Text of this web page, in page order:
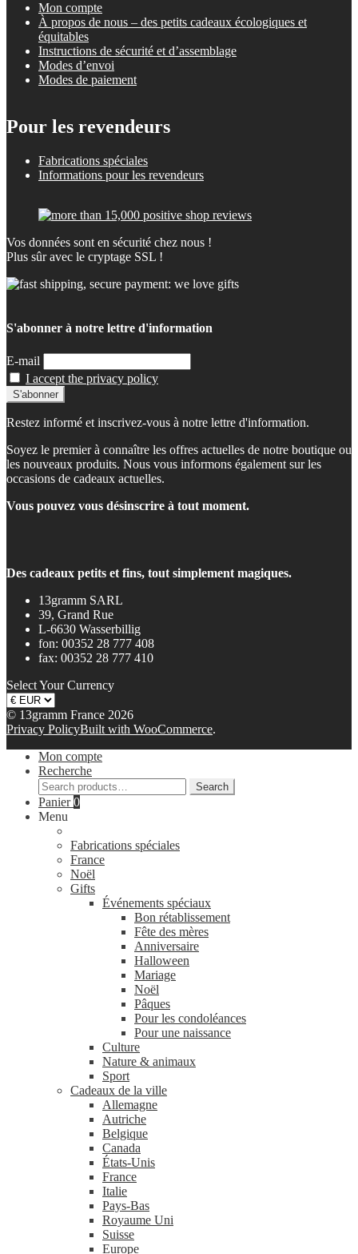
Mon compte
À propos de nous – des petits cadeaux écologiques et
équitables
Instructions de sécurité et d’assemblage
Modes d’envoi
Modes de paiement
Pour les revendeurs
Fabrications spéciales
Informations pour les revendeurs
Vos données sont en sécurité chez nous !
Plus sûr avec le cryptage SSL !
S'abonner à notre lettre d'information
E-mail
I accept the privacy policy
Restez informé et inscrivez-vous à notre lettre d'information.
Soyez le premier à connaître les offres actuelles de notre boutique ou
les nouveaux produits. Nous vous informons également sur les
occasions de cadeaux actuelles.
Vous pouvez vous désinscrire à tout moment.
Des cadeaux petits et fins, tout simplement magiques.
13gramm SARL
39, Grand Rue
L-6630 Wasserbillig
fon: 00352 28 777 408
fax: 00352 28 777 410
Select Your Currency
© 13gramm France 2026
Privacy PolicyBuilt with WooCommerce.
Mon compte
Recherche
Search
for:
Search
Panier0
Menu
Fabrications spéciales
France
Noël
Gifts
Événements spéciaux
Bon rétablissement
Fête des mères
Anniversaire
Halloween
Mariage
Noël
Pâques
Pour les condoléances
Pour une naissance
Culture
Nature & animaux
Sport
Cadeaux de la ville
Allemagne
Autriche
Belgique
Canada
États-Unis
France
Italie
Pays-Bas
Royaume Uni
Suisse
Europe